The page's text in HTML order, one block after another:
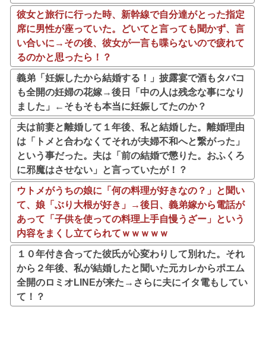
彼女と旅行に行った時、新幹線で自分達がとった指定
席に男性が座っていた。どいてと言っても聞かず、言
い合いに→その後、彼女が一言も喋らないので疲れて
るのかと思ったら！？
義弟「妊娠したから結婚する！」披露宴で酒もタバコ
も全開の妊婦の花嫁→後日「中の人は残念な事になり
ました」←そもそも本当に妊娠してたのか？
夫は前妻と離婚して１年後、私と結婚した。離婚理由
は「トメと合わなくてそれが夫婦不和へと繋がった」
という事だった。夫は「前の結婚で懲りた。おふくろ
に邪魔はさせない」と言っていたが！？
ウトメがうちの娘に「何の料理が好きなの？」と聞い
て、娘「ぶり大根が好き」→後日、義弟嫁から電話が
あって「子供を使っての料理上手自慢うざー」という
内容をまくし立てられてｗｗｗｗｗ
１０年付き合ってた彼氏が心変わりして別れた。それ
から２年後、私が結婚したと聞いた元カレからポエム
全開のロミオLINEが来た→さらに夫にイタ電もしてい
て！？